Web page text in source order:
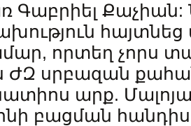
Գաբրիել Քաչիան:
հայտնեց
որտեղ չորս
ԺԶ սրբազան
արք.
բացման